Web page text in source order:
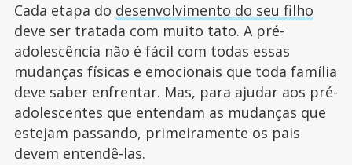
Cada etapa do desenvolvimento do seu filho
deve ser tratada com muito tato. A pré-
adolescência não é fácil com todas essas
mudanças físicas e emocionais que toda família
deve saber enfrentar. Mas, para ajudar aos pré-
adolescentes que entendam as mudanças que
estejam passando, primeiramente os pais
devem entendê-las.